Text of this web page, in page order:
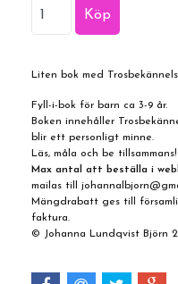
Liten bok med
Fyll-i-bok för barn ca 3-9 år.
Boken innehåller
blir ett personligt minne.
Läs, måla och be tillsammans!
Max antal att beställa i
mailas till
Mängdrabatt ges till
faktura.
© Johanna Lundqvist Björn